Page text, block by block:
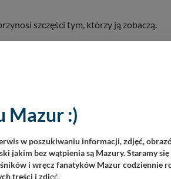
szczęści tym, którzy ją zobaczą.
Anny, żony księcia Witolda,
komnat. Anna wraz z dziećmi
podczas bitwy pod
nocą na zamku.
i niegroźny duch. Interesujące jest to,
drogę do komnat. Według
To jednak nie jedyna ciekawostka
Mazur :)
w poszukiwaniu informacji, zdjęć,
jakim bez wątpienia są Mazury. Staramy
i wręcz fanatyków Mazur codziennie
treści i zdjęć.